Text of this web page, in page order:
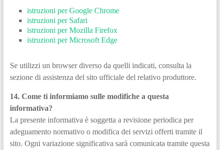
istruzioni per Google Chrome
istruzioni per Safari
istruzioni per Mozilla Firefox
istruzioni per Microsoft Edge
Se utilizzi un browser diverso da quelli indicati, consulta la
sezione di assistenza del sito ufficiale del relativo produttore.
14. Come ti informiamo sulle modifiche a questa
informativa?
La presente informativa è soggetta a revisione periodica per
adeguamento normativo o modifica dei servizi offerti tramite il
sito. Ogni variazione significativa sarà comunicata tramite questa